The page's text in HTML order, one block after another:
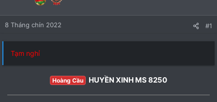
8 Tháng chín 2022 #1
Tạm nghỉ
Hoàng Cầu HUYỀN XINH MS 8250